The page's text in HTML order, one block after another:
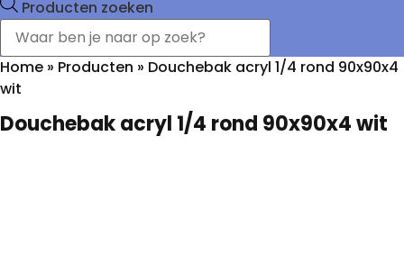
Producten zoeken
Home » Producten » Douchebak acryl 1/4 rond 90x90x4
wit
Douchebak acryl 1/4 rond 90x90x4 wit